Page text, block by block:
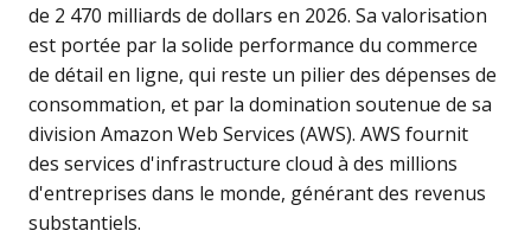
de 2 470 milliards de dollars en 2026. Sa valorisation
est portée par la solide performance du commerce
de détail en ligne, qui reste un pilier des dépenses de
consommation, et par la domination soutenue de sa
division Amazon Web Services (AWS). AWS fournit
des services d'infrastructure cloud à des millions
d'entreprises dans le monde, générant des revenus
substantiels.